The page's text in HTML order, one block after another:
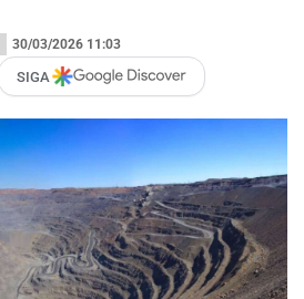
30/03/2026 11:03
SIGA